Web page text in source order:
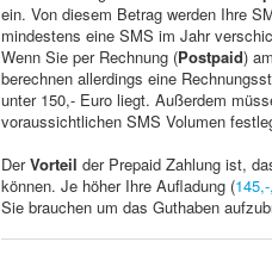
ein. Von diesem Betrag werden Ihre
mindestens eine SMS im Jahr
Wenn Sie per Rechnung (Postpaid)
berechnen allerdings eine
unter 150,- Euro liegt. Außerdem
voraussichtlichen SMS Volumen
DerVorteil der Prepaid Zahlung ist,
können. Je höher Ihre Aufladung (
Sie brauchen um das Guthaben